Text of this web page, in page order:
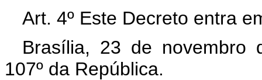
Art. 4º Este Decreto entra
Brasília, 23 de novembro
107º da República.